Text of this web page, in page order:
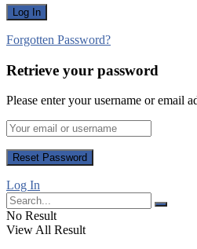
Forgotten Password?
Retrieve your password
Please enter your username or email
Log In
No Result
View All Result